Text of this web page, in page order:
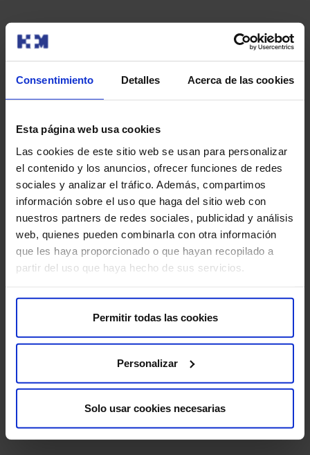
Consentimiento Detalles Acerca de las cookies
Esta página web usa cookies
Las cookies de este sitio web se usan para personalizar
el contenido y los anuncios, ofrecer funciones de redes
sociales y analizar el tráfico. Además, compartimos
información sobre el uso que haga del sitio web con
nuestros partners de redes sociales, publicidad y análisis
web, quienes pueden combinarla con otra información
que les haya proporcionado o que hayan recopilado a
partir del uso que haya hecho de sus servicios.
Permitir todas las cookies
Personalizar
Solo usar cookies necesarias
MRS es un estudio independiente que cuenta con un
Consejo Asesor formado por los médicos y enfermeros,
asociaciones de pacientes y periodistas sanitarios, así
la sanidad española.
Por último y no menos importante, HM Hospitales quiere
agradecer a todos sus profesionales su desempeño en
sus centros hospitalarios y policlínicos; y a los pacientes
que depositan la confianza de su salud en el Grupo,
porque gracias a ellos se logra afianzar la posición de
acreditan año a año clasificaciones como esta.
NP MRS 2018.docx